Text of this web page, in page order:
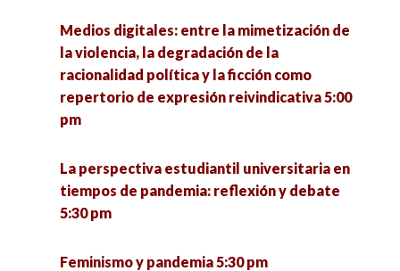
Medios digitales: entre la mimetización de
la violencia, la degradación de la
racionalidad política y la ficción como
repertorio de expresión reivindicativa 5:00
pm
La perspectiva estudiantil universitaria en
tiempos de pandemia: reflexión y debate
5:30 pm
Feminismo y pandemia 5:30 pm